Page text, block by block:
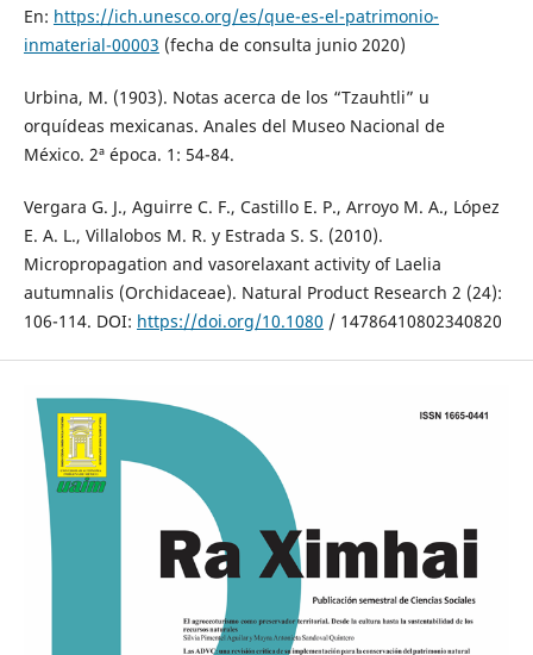
En: https://ich.unesco.org/es/que-es-el-patrimonio-
inmaterial-00003 (fecha de consulta junio 2020)
Urbina, M. (1903). Notas acerca de los “Tzauhtli” u
orquídeas mexicanas. Anales del Museo Nacional de
México. 2ª época. 1: 54-84.
Vergara G. J., Aguirre C. F., Castillo E. P., Arroyo M. A., López
E. A. L., Villalobos M. R. y Estrada S. S. (2010).
Micropropagation and vasorelaxant activity of Laelia
autumnalis (Orchidaceae). Natural Product Research 2 (24):
106-114. DOI: https://doi.org/10.1080 / 14786410802340820